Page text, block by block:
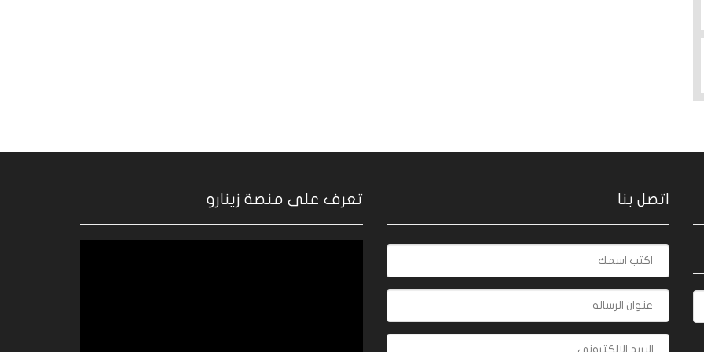
اتصل بنا تعرف على منصة زينارو